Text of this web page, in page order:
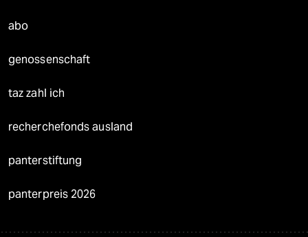
abo
genossenschaft
taz zahl ich
recherchefonds ausland
panterstiftung
panterpreis 2026